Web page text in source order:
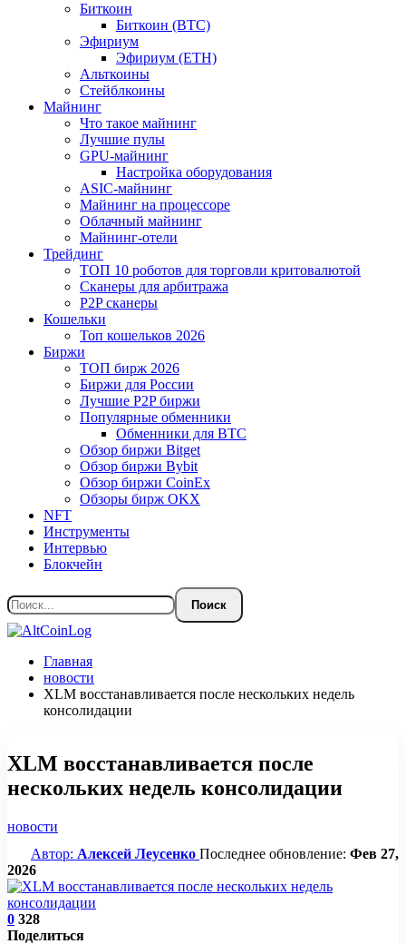
Биткоин
Биткоин (BTC)
Эфириум
Эфириум (ETH)
Альткоины
Стейблкоины
Майнинг
Что такое майнинг
Лучшие пулы
GPU-майнинг
Настройка оборудования
ASIC-майнинг
Майнинг на процессоре
Облачный майнинг
Майнинг-отели
Трейдинг
ТОП 10 роботов для торговли критовалютой
Сканеры для арбитража
P2P сканеры
Кошельки
Топ кошельков 2026
Биржи
ТОП бирж 2026
Биржи для России
Лучшие P2P биржи
Популярные обменники
Обменники для BTC
Обзор биржи Bitget
Обзор биржи Bybit
Обзор биржи CoinEx
Обзоры бирж OKX
NFT
Инструменты
Интервью
Блокчейн
Главная
новости
XLM восстанавливается после нескольких недель
консолидации
XLM восстанавливается после
нескольких недель консолидации
новости
Автор: Алексей Леусенко Последнее обновление: Фев 27,
2026
0 328
Поделиться